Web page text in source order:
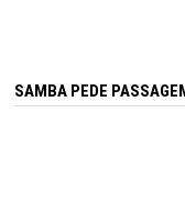
SAMBA PEDE